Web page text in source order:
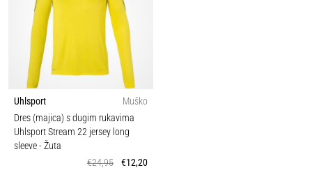
Uhlsport
Muško
Dres (majica) s dugim rukavima
Uhlsport Stream 22 jersey long
sleeve- Žuta
€24,95
€12,20